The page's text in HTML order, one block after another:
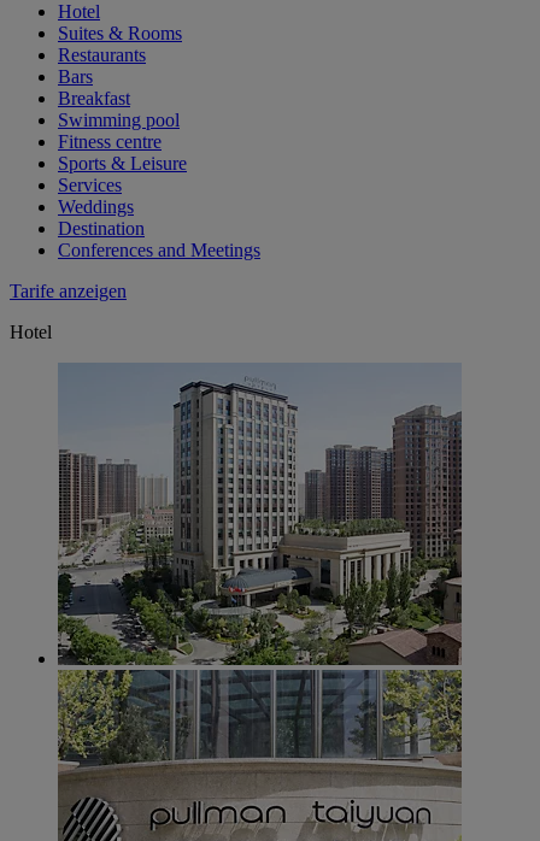
Hotel
Suites & Rooms
Restaurants
Bars
Breakfast
Swimming pool
Fitness centre
Sports & Leisure
Services
Weddings
Destination
Conferences and Meetings
Tarife anzeigen
Hotel